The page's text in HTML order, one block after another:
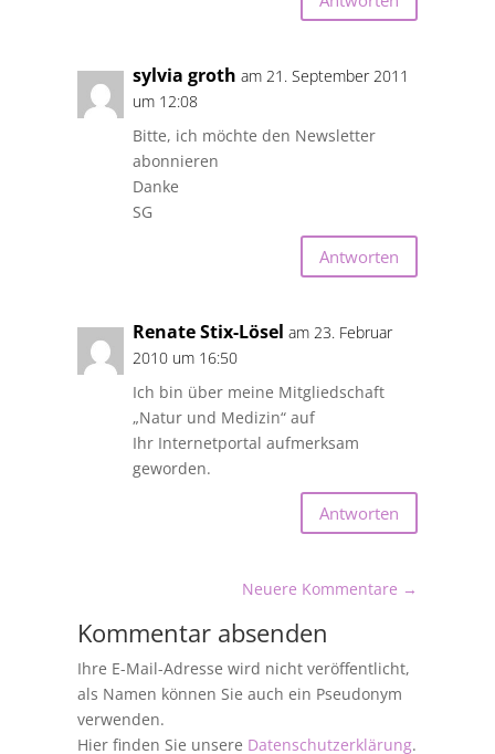
sylvia groth am 21. September 2011
um 12:08
Bitte, ich möchte den Newsletter
abonnieren
Danke
SG
Antworten
Renate Stix-Lösel am 23. Februar
2010 um 16:50
Ich bin über meine Mitgliedschaft
„Natur und Medizin“ auf
Ihr Internetportal aufmerksam
geworden.
Antworten
Neuere Kommentare →
Kommentar absenden
Ihre E-Mail-Adresse wird nicht veröffentlicht,
als Namen können Sie auch ein Pseudonym
verwenden.
Hier finden Sie unsere Datenschutzerklärung.